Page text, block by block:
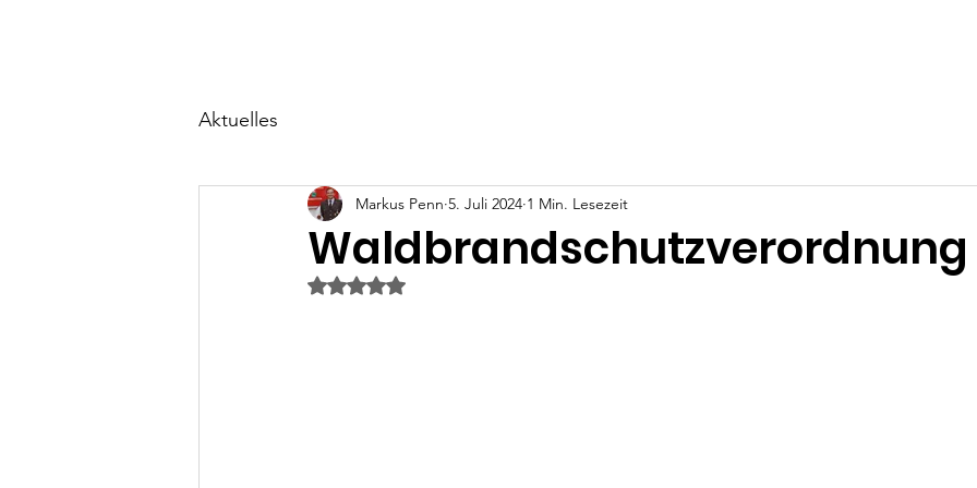
Aktuelles
Waldbrandschutzverordnung
Markus Penn 5. Juli 2024 1 Min. Lesezeit
Mit NaN von 5 Sternen bewertet.